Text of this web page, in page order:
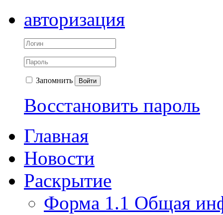
авторизация
Запомнить Войти
Восстановить пароль
Главная
Новости
Раскрытие
Форма 1.1 Общая